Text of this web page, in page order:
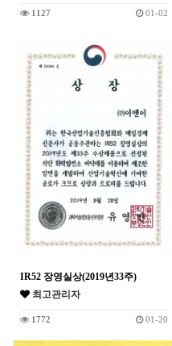
1127 01-02
IR52 장영실상(2019년33주)
최고관리자
1772 01-20